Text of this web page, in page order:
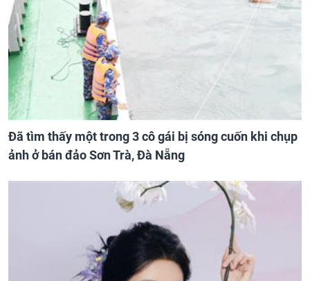
Đã tìm thấy một trong 3 cô gái bị sóng cuốn khi chụp
ảnh ở bán đảo Sơn Trà, Đà Nẵng